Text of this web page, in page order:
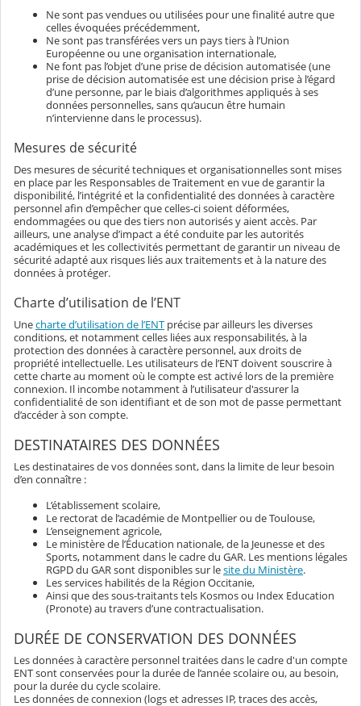
Ne sont pas vendues ou utilisées pour une finalité autre que
celles évoquées précédemment,
Ne sont pas transférées vers un pays tiers à l’Union
Européenne ou une organisation internationale,
Ne font pas l’objet d’une prise de décision automatisée (une
prise de décision automatisée est une décision prise à l’égard
d’une personne, par le biais d’algorithmes appliqués à ses
données personnelles, sans qu’aucun être humain
n’intervienne dans le processus).
Mesures de sécurité
Des mesures de sécurité techniques et organisationnelles sont mises
en place par les Responsables de Traitement en vue de garantir la
disponibilité, l’intégrité et la confidentialité des données à caractère
personnel afin d’empêcher que celles-ci soient déformées,
endommagées ou que des tiers non autorisés y aient accès. Par
ailleurs, une analyse d’impact a été conduite par les autorités
académiques et les collectivités permettant de garantir un niveau de
sécurité adapté aux risques liés aux traitements et à la nature des
données à protéger.
Charte d’utilisation de l’ENT
Unecharte d’utilisation de l’ENT précise par ailleurs les diverses
conditions, et notamment celles liées aux responsabilités, à la
protection des données à caractère personnel, aux droits de
propriété intellectuelle. Les utilisateurs de l’ENT doivent souscrire à
cette charte au moment où le compte est activé lors de la première
connexion. Il incombe notamment à l’utilisateur d'assurer la
confidentialité de son identifiant et de son mot de passe permettant
d’accéder à son compte.
DESTINATAIRES DES DONNÉES
Les destinataires de vos données sont, dans la limite de leur besoin
d’en connaître :
L’établissement scolaire,
Le rectorat de l’académie de Montpellier ou de Toulouse,
L’enseignement agricole,
Le ministère de l’Éducation nationale, de la Jeunesse et des
Sports, notamment dans le cadre du GAR. Les mentions légales
RGPD du GAR sont disponibles sur lesite du Ministère.
Les services habilités de la Région Occitanie,
Ainsi que des sous-traitants tels Kosmos ou Index Education
(Pronote) au travers d’une contractualisation.
DURÉE DE CONSERVATION DES DONNÉES
Les données à caractère personnel traitées dans le cadre d'un compte
ENT sont conservées pour la durée de l’année scolaire ou, au besoin,
pour la durée du cycle scolaire.
Les données de connexion (logs et adresses IP, traces des accès,